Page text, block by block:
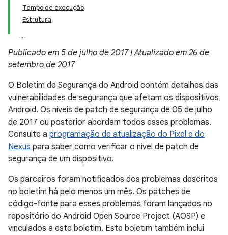
Tempo de execução
Estrutura
Publicado em 5 de julho de 2017 | Atualizado em 26 de
setembro de 2017
O Boletim de Segurança do Android contém detalhes das
vulnerabilidades de segurança que afetam os dispositivos
Android. Os níveis de patch de segurança de 05 de julho
de 2017 ou posterior abordam todos esses problemas.
Consulte a programação de atualização do Pixel e do
Nexus para saber como verificar o nível de patch de
segurança de um dispositivo.
Os parceiros foram notificados dos problemas descritos
no boletim há pelo menos um mês. Os patches de
código-fonte para esses problemas foram lançados no
repositório do Android Open Source Project (AOSP) e
vinculados a este boletim. Este boletim também inclui